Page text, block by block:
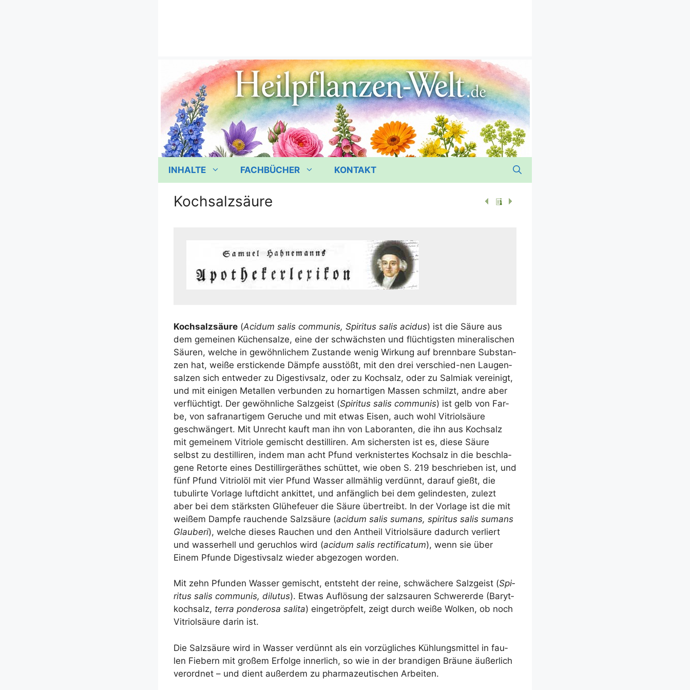
INHALTE FACHBÜCHER KONTAKT
Kochsalzsäure
Koch­salz­säu­re (Aci­dum salis com­mu­nis, Spi­ri­tus salis aci­dus) ist die Säu­re aus
dem gemei­nen Küchen­sal­ze, eine der schwächs­ten und flüch­tigs­ten mine­ra­li­schen
Säu­ren, wel­che in gewöhn­li­chem Zustan­de wenig Wir­kung auf brenn­ba­re Sub­stan­
zen hat, wei­ße ersti­cken­de Dämp­fe aus­stößt, mit den drei ver­schied-nen Lau­gen­
sal­zen sich ent­we­der zu Diges­tiv­salz, oder zu Koch­salz, oder zu Sal­mi­ak ver­ei­nigt,
und mit eini­gen Metal­len ver­bun­den zu horn­ar­ti­gen Mas­sen schmilzt, and­re aber
ver­flüch­tigt. Der gewöhn­li­che Salz­geist (Spi­ri­tus salis com­mu­nis) ist gelb von Far­
be, von safran­ar­ti­gem Geru­che und mit etwas Eisen, auch wohl Vitri­ol­säu­re
geschwän­gert. Mit Unrecht kauft man ihn von Labo­ran­ten, die ihn aus Koch­salz
mit gemei­nem Vitrio­le gemischt destil­li­ren. Am sichers­ten ist es, die­se Säu­re
selbst zu destil­li­ren, indem man acht Pfund ver­knis­ter­tes Koch­salz in die beschla­
ge­ne Retor­te eines Destil­lir­ge­räthes schüt­tet, wie oben S. 219 beschrie­ben ist, und
fünf Pfund Vitriol­öl mit vier Pfund Was­ser all­mäh­lig ver­dünnt, dar­auf gießt, die
tubu­lir­te Vor­la­ge luft­dicht ankit­tet, und anfäng­lich bei dem gelin­des­ten, zulezt
aber bei dem stärks­ten Glü­he­feu­er die Säu­re über­treibt. In der Vor­la­ge ist die mit
wei­ßem Damp­fe rau­chen­de Salz­säu­re (aci­dum salis sum­ans, spi­ri­tus salis sum­ans
Glau­be­ri), wel­che die­ses Rau­chen und den Ant­heil Vitri­ol­säu­re dadurch ver­liert
und was­ser­hell und geruch­los wird (aci­dum salis rec­ti­fi­ca­tum), wenn sie über
Einem Pfun­de Diges­tiv­salz wie­der abge­zo­gen worden.
Mit zehn Pfun­den Was­ser gemischt, ent­steht der rei­ne, schwä­che­re Salz­geist (Spi­
ri­tus salis com­mu­nis, dilutus). Etwas Auf­lö­sung der salz­sauren Schwer­erde (Baryt­
koch­salz, ter­ra pond­e­ro­sa sali­ta) ein­ge­tröp­felt, zeigt durch wei­ße Wol­ken, ob noch
Vitri­ol­säu­re dar­in ist.
Die Salz­säu­re wird in Was­ser ver­dünnt als ein vor­züg­li­ches Küh­lungs­mit­tel in fau­
len Fie­bern mit gro­ßem Erfol­ge inner­lich, so wie in der bran­di­gen Bräu­ne äußer­lich
ver­ord­net – und dient außer­dem zu phar­ma­zeu­ti­schen Arbeiten.